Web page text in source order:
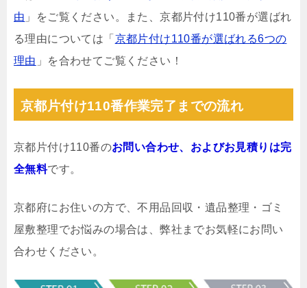
由 」をご覧ください。また、京都片付け110番が選ばれ
る理由については「 京都片付け110番が選ばれる6つの
理由 」を合わせてご覧ください！
京都片付け110番作業完了までの流れ
京都片付け110番のお問い合わせ、およびお見積りは完
全無料です。
京都府にお住いの方で、不用品回収・遺品整理・ゴミ
屋敷整理でお悩みの場合は、弊社までお気軽にお問い
合わせください。